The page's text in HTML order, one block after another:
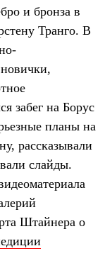
и бронза в
Транго. В
забег на Борус
планы на
рассказывали
слайды.
Штайнера о